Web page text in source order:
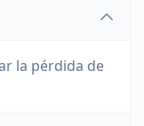
la pérdida de